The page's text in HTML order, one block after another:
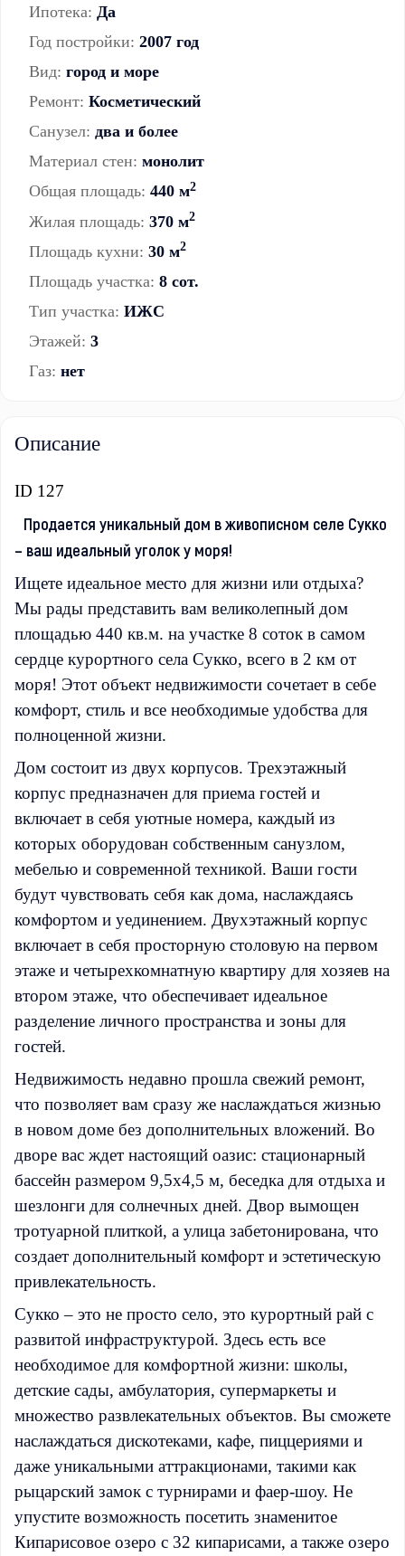
Ипотека: Да
Год постройки: 2007 год
Вид: город и море
Ремонт: Косметический
Санузел: два и более
Материал стен: монолит
Общая площадь: 440 м2
Жилая площадь: 370 м2
Площадь кухни: 30 м2
Площадь участка: 8 сот.
Тип участка: ИЖС
Этажей: 3
Газ: нет
Описание
ID 127
Продается уникальный дом в живописном селе Сукко
– ваш идеальный уголок у моря!
Ищете идеальное место для жизни или отдыха?
Мы рады представить вам великолепный дом
площадью 440 кв.м. на участке 8 соток в самом
сердце курортного села Сукко, всего в 2 км от
моря! Этот объект недвижимости сочетает в себе
комфорт, стиль и все необходимые удобства для
полноценной жизни.
Дом состоит из двух корпусов. Трехэтажный
корпус предназначен для приема гостей и
включает в себя уютные номера, каждый из
которых оборудован собственным санузлом,
мебелью и современной техникой. Ваши гости
будут чувствовать себя как дома, наслаждаясь
комфортом и уединением. Двухэтажный корпус
включает в себя просторную столовую на первом
этаже и четырехкомнатную квартиру для хозяев на
втором этаже, что обеспечивает идеальное
разделение личного пространства и зоны для
гостей.
Недвижимость недавно прошла свежий ремонт,
что позволяет вам сразу же наслаждаться жизнью
в новом доме без дополнительных вложений. Во
дворе вас ждет настоящий оазис: стационарный
бассейн размером 9,5х4,5 м, беседка для отдыха и
шезлонги для солнечных дней. Двор вымощен
тротуарной плиткой, а улица забетонирована, что
создает дополнительный комфорт и эстетическую
привлекательность.
Сукко – это не просто село, это курортный рай с
развитой инфраструктурой. Здесь есть все
необходимое для комфортной жизни: школы,
детские сады, амбулатория, супермаркеты и
множество развлекательных объектов. Вы сможете
наслаждаться дискотеками, кафе, пиццериями и
даже уникальными аттракционами, такими как
рыцарский замок с турнирами и фаер-шоу. Не
упустите возможность посетить знаменитое
Кипарисовое озеро с 32 кипарисами, а также озеро